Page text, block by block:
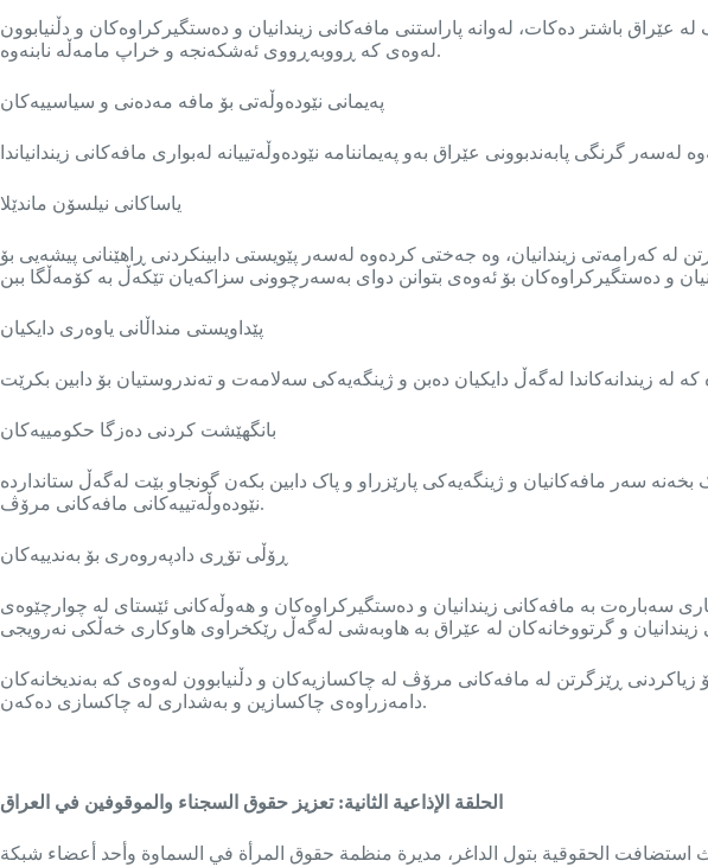
مرۆڤ ژمارە ٢٨ ی ساڵی ٢٠١١ کە بنەماکانی مافی مرۆڤ لە عێراق باشتر دەکات، لەوانە پاراستنی مافەکانی زیندانیان و دەستگیرکراوەکان و دڵنیابوون
لەوەی کە ڕووبەڕووی ئەشکەنجە و خراپ مامەڵە نابنەوە.
پەیمانی نێودەوڵەتی بۆ مافە مەدەنی و سیاسییەکان
پابەندبوونی عێراق بەو پەیماننامە نێودەوڵەتییانە لەبواری مافەکانی زیندانیاندا
یاساکانی نیلسۆن ماندێلا
کەرامەتی زیندانیان، وە جەختی کردەوە لەسەر پێویستی دابینکردنی ڕاهێنانی پیشەیی بۆ
پێداویستی منداڵانی یاوەری دایکیان
بانگهێشت کردنی دەزگا حکومییەکان
سەر مافەکانیان و ژینگەیەکی پارێزراو و پاک دابین بکەن گونجاو بێت لەگەڵ ستانداردە
نێودەوڵەتییەکانی مافەکانی مرۆڤ.
ڕۆڵی تۆڕی دادپەروەری بۆ بەندییەکان
بەندییەکان و ڕۆڵی لە ساڵی ٢٠٠٧ ەوە لە بەرزکردنەوەی هۆشیاری سەبارەت بە مافەکانی زیندانیان و دەستگیرکراوەکان و هەوڵەکانی ئێستای لە چوارچێوەی
ڕێزگرتن لە مافەکانی مرۆڤ لە چاکسازیەکان و دڵنیابوون لەوەی کە بەندیخانەکان
دامەزراوەی چاکسازین و بەشداری لە چاکسازی دەکەن.
الحلقة الإذاعية الثانية: تعزيز حقوق السجناء والموقوفين في العراق
حيث استضافت الحقوقية بتول الداغر، مديرة منظمة حقوق المرأة في السماوة وأحد أعضاء شبكة